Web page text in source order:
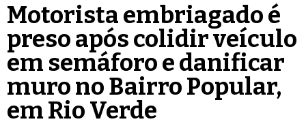
Motorista embriagado é
preso após colidir veículo
em semáforo e danificar
muro no Bairro Popular,
em Rio Verde